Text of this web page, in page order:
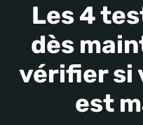
Les 4
dès
vérifier si
est